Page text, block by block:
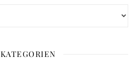
KATEGORIEN